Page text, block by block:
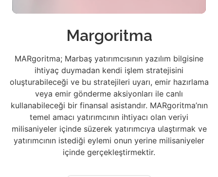
Margoritma
MARgoritma; Marbaş yatırımcısının yazılım bilgisine
ihtiyaç duymadan kendi işlem stratejisini
oluşturabileceği ve bu stratejileri uyarı, emir hazırlama
veya emir gönderme aksiyonları ile canlı
kullanabileceği bir finansal asistandır. MARgoritma’nın
temel amacı yatırımcının ihtiyacı olan veriyi
milisaniyeler içinde süzerek yatırımcıya ulaştırmak ve
yatırımcının istediği eylemi onun yerine milisaniyeler
içinde gerçekleştirmektir.